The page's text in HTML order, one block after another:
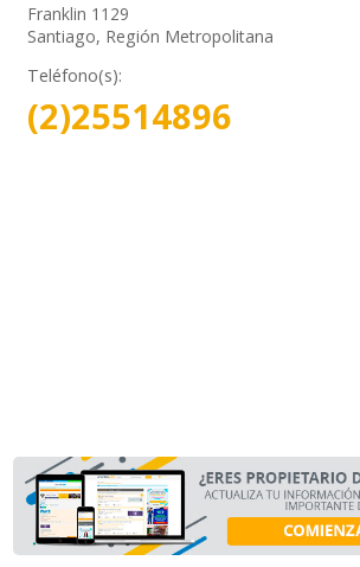
Franklin 1129
Santiago, Región Metropolitana
Teléfono(s):
(2)25514896